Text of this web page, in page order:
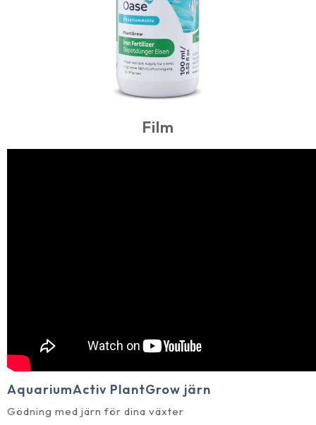
Film
AquariumActiv PlantGrow järn
Gödning med järn för dina växter